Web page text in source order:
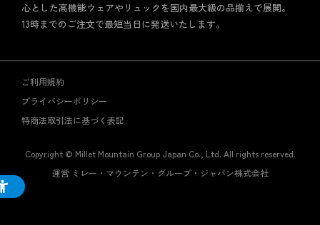
心とした高機能ウェアやリュックを国内最大級の品揃えで展開。
13時までのご注文で最短当日に発送いたします。
ご利用規約
プライバシーポリシー
特商法取引法に基づく表記
Copyright © Millet Mountain Group Japan Co., Ltd. All rights reserved.
運営 ミレー・マウンテン・グループ・ジャパン株式会社